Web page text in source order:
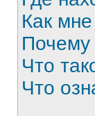
Как
Почему
Что
Что